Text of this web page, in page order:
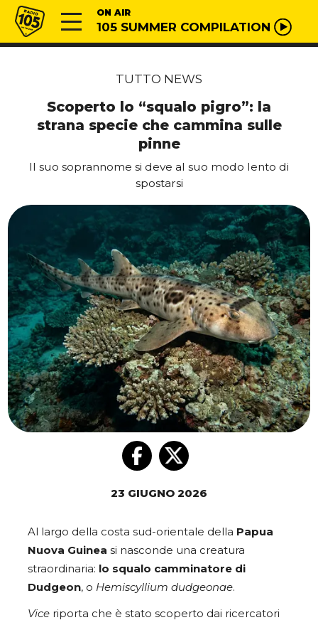
Vai al contenuto
Radio 105 ON AIR
105 SUMMER COMPILATION
TUTTO NEWS
Scoperto lo “squalo pigro”: la
strana specie che cammina sulle
pinne
Il suo soprannome si deve al suo modo lento di
spostarsi
23 GIUGNO 2026
Al largo della costa sud-orientale della Papua
Nuova Guinea si nasconde una creatura
straordinaria: lo squalo camminatore di
Dudgeon, o Hemiscyllium dudgeonae.
Vice riporta che è stato scoperto dai ricercatori